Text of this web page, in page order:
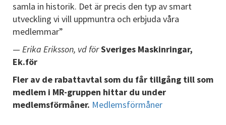
samla in historik. Det är precis den typ av smart
utveckling vi vill uppmuntra och erbjuda våra
medlemmar”
— Erika Eriksson, vd förSveriges Maskinringar,
Ek.för
Fler av de rabattavtal som du får tillgång till som
medlem i MR-gruppen hittar du under
medlemsförmåner. Medlemsförmåner